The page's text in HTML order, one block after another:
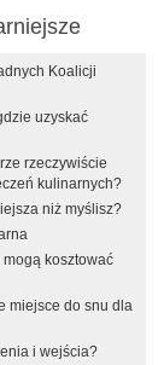
Koalicji
uzyskać
rzeczywiście
kulinarnych?
niż myślisz?
kosztować
miejsce do snu dla
i wejścia?